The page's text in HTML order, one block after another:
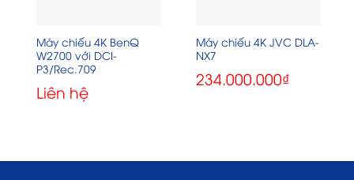
Máy chiếu 4K BenQ
W2700 với DCI-
P3/Rec.709
Liên hệ
Máy chiếu 4K JVC DLA-
NX7
234.000.000₫